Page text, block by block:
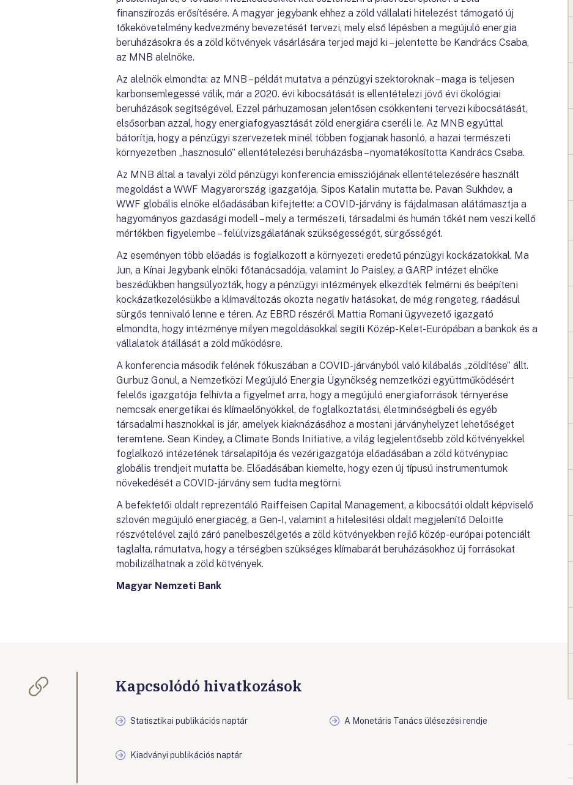
finanszírozás erősítésére. A magyar jegybank ehhez a zöld vállalati hitelezést támogató új
tőkekövetelmény kedvezmény bevezetését tervezi, mely első lépésben a megújuló energia
beruházásokra és a zöld kötvények vásárlására terjed majd ki – jelentette be Kandrács Csaba,
az MNB alelnöke.
Az alelnök elmondta: az MNB – példát mutatva a pénzügyi szektoroknak – maga is teljesen
karbonsemlegessé válik, már a 2020. évi kibocsátását is ellentételezi jövő évi ökológiai
beruházások segítségével. Ezzel párhuzamosan jelentősen csökkenteni tervezi kibocsátását,
elsősorban azzal, hogy energiafogyasztását zöld energiára cseréli le. Az MNB egyúttal
bátorítja, hogy a pénzügyi szervezetek minél többen fogjanak hasonló, a hazai természeti
környezetben „hasznosuló” ellentételezési beruházásba – nyomatékosította Kandrács Csaba.
Az MNB által a tavalyi zöld pénzügyi konferencia emissziójának ellentételezésére használt
megoldást a WWF Magyarország igazgatója, Sipos Katalin mutatta be. Pavan Sukhdev, a
WWF globális elnöke előadásában kifejtette: a COVID-járvány is fájdalmasan alátámasztja a
hagyományos gazdasági modell – mely a természeti, társadalmi és humán tőkét nem veszi kellő
mértékben figyelembe – felülvizsgálatának szükségességét, sürgősségét.
Az eseményen több előadás is foglalkozott a környezeti eredetű pénzügyi kockázatokkal. Ma
Jun, a Kínai Jegybank elnöki főtanácsadója, valamint Jo Paisley, a GARP intézet elnöke
beszédükben hangsúlyozták, hogy a pénzügyi intézmények elkezdték felmérni és beépíteni
kockázatkezelésükbe a klímaváltozás okozta negatív hatásokat, de még rengeteg, ráadásul
sürgős tennivaló lenne e téren. Az EBRD részéről Mattia Romani ügyvezető igazgató
elmondta, hogy intézménye milyen megoldásokkal segíti Közép-Kelet-Európában a bankok és a
vállalatok átállását a zöld működésre.
A konferencia második felének fókuszában a COVID-járványból való kilábalás „zöldítése” állt.
Gurbuz Gonul, a Nemzetközi Megújuló Energia Ügynökség nemzetközi együttműködésért
felelős igazgatója felhívta a figyelmet arra, hogy a megújuló energiaforrások térnyerése
nemcsak energetikai és klímaelőnyökkel, de foglalkoztatási, életminőségbeli és egyéb
társadalmi hasznokkal is jár, amelyek kiaknázásához a mostani járványhelyzet lehetőséget
teremtene. Sean Kindey, a Climate Bonds Initiative, a világ legjelentősebb zöld kötvényekkel
foglalkozó intézetének társalapítója és vezérigazgatója előadásában a zöld kötvénypiac
globális trendjeit mutatta be. Előadásában kiemelte, hogy ezen új típusú instrumentumok
növekedését a COVID-járvány sem tudta megtörni.
A befektetői oldalt reprezentáló Raiffeisen Capital Management, a kibocsátói oldalt képviselő
szlovén megújuló energiacég, a Gen-I, valamint a hitelesítési oldalt megjelenítő Deloitte
részvételével zajló záró panelbeszélgetés a zöld kötvényekben rejlő közép-európai potenciált
taglalta, rámutatva, hogy a térségben szükséges klímabarát beruházásokhoz új forrásokat
mobilizálhatnak a zöld kötvények.
Magyar Nemzeti Bank
Kapcsolódó hivatkozások
Statisztikai publikációs naptár A Monetáris Tanács ülésezési rendje
Kiadványi publikációs naptár